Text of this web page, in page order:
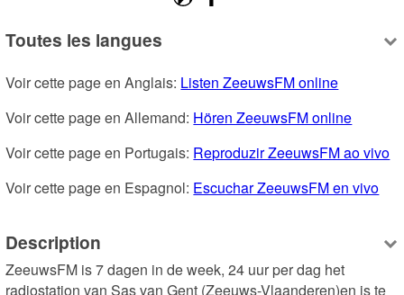
Toutes les langues
Voir cette page en Anglais: Listen ZeeuwsFM online
Voir cette page en Allemand: Hören ZeeuwsFM online
Voir cette page en Portugais: Reproduzir ZeeuwsFM ao vivo
Voir cette page en Espagnol: Escuchar ZeeuwsFM en vivo
Description
ZeeuwsFM is 7 dagen in de week, 24 uur per dag het
radiostation van Sas van Gent (Zeeuws-Vlaanderen)en is te